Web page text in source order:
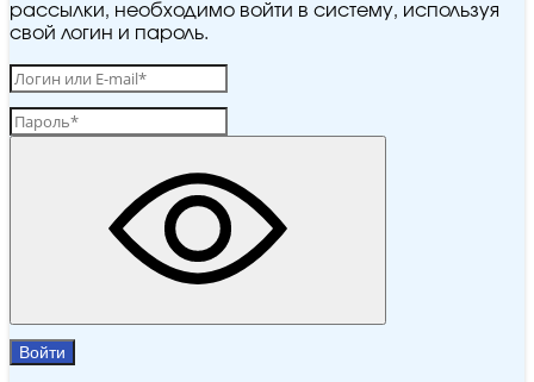
рассылки, необходимо войти в систему, используя
свой логин и пароль.
Войти